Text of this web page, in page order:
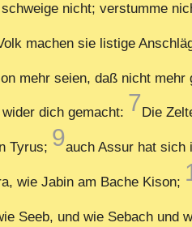
nicht; verstumme
machen sie listige
mehr seien, daß nicht mehr
dich gemacht: 7Die
Tyrus; 9auch Assur hat sich
wie Jabin am Bache Kison;
Seeb, und wie Sebach und